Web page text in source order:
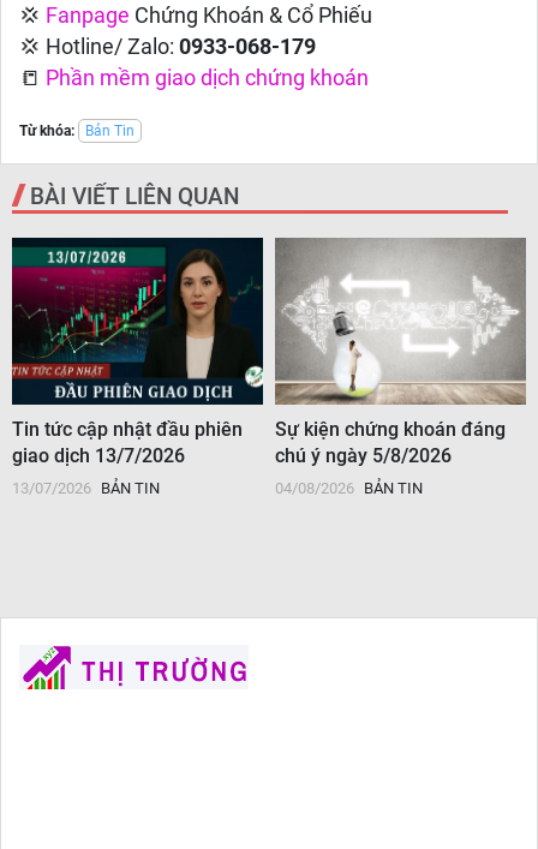
💢 Fanpage Chứng Khoán & Cổ Phiếu
💢 Hotline/ Zalo: 0933-068-179
📒 Phần mềm giao dịch chứng khoán
Từ khóa: Bản Tin
BÀI VIẾT LIÊN QUAN
Tin tức cập nhật đầu phiên
giao dịch 13/7/2026
13/07/2026 BẢN TIN
Sự kiện chứng khoán đáng
chú ý ngày 5/8/2026
04/08/2026 BẢN TIN